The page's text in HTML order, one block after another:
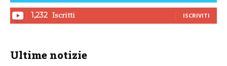
1,232 Iscritti ISCRIVITI
Ultime notizie